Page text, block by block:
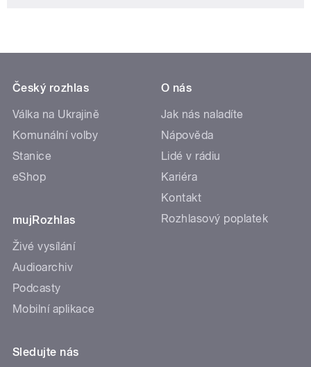
Český rozhlas
Válka na Ukrajině
Komunální volby
Stanice
eShop
mujRozhlas
Živé vysílání
Audioarchiv
Podcasty
Mobilní aplikace
O nás
Jak nás naladíte
Nápověda
Lidé v rádiu
Kariéra
Kontakt
Rozhlasový poplatek
Sledujte nás